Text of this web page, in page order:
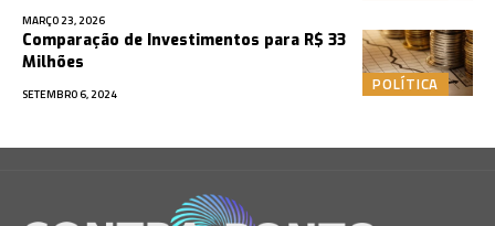
MARÇO 23, 2026
POLÍTICA
Comparação de Investimentos para R$ 33
Milhões
SETEMBRO 6, 2024